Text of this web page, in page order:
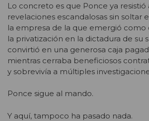
Lo concreto es que Ponce ya resistió
revelaciones escandalosas sin soltar
la empresa de la que emergió como
la privatización en la dictadura de su
convirtió en una generosa caja
mientras cerraba beneficiosos
y sobrevivía a múltiples
Ponce sigue al mando.
Y aquí, tampoco ha pasado nada.